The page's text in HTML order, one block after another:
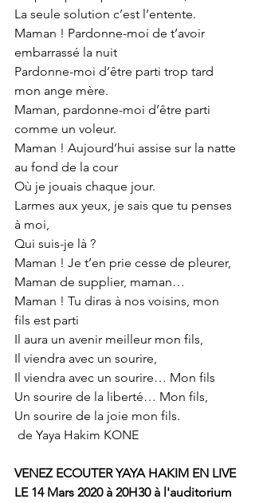
La seule solution c’est l’entente.
Maman ! Pardonne-moi de t’avoir
embarrassé la nuit
Pardonne-moi d’être parti trop tard
mon ange mère.
Maman, pardonne-moi d’être parti
comme un voleur.
Maman ! Aujourd’hui assise sur la natte
au fond de la cour
Où je jouais chaque jour.
Larmes aux yeux, je sais que tu penses
à moi,
Qui suis-je là ?
Maman ! Je t’en prie cesse de pleurer,
Maman de supplier, maman…
Maman ! Tu diras à nos voisins, mon
fils est parti
Il aura un avenir meilleur mon fils,
Il viendra avec un sourire,
Il viendra avec un sourire… Mon fils
Un sourire de la liberté… Mon fils,
Un sourire de la joie mon fils.
de Yaya Hakim KONE
VENEZ ECOUTER YAYA HAKIM EN LIVE
LE 14 Mars 2020 à 20H30 à l'auditorium